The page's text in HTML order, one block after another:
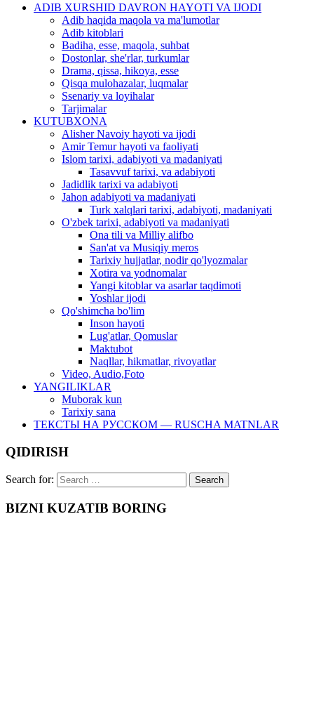
ADIB XURSHID DAVRON HAYOTI VA IJODI
Adib haqida maqola va ma'lumotlar
Adib kitoblari
Badiha, esse, maqola, suhbat
Dostonlar, she'rlar, turkumlar
Drama, qissa, hikoya, esse
Qisqa mulohazalar, luqmalar
Ssenariy va loyihalar
Tarjimalar
KUTUBXONA
Alisher Navoiy hayoti va ijodi
Amir Temur hayoti va faoliyati
Islom tarixi, adabiyoti va madaniyati
Tasavvuf tarixi, va adabiyoti
Jadidlik tarixi va adabiyoti
Jahon adabiyoti va madaniyati
Turk xalqlari tarixi, adabiyoti, madaniyati
O'zbek tarixi, adabiyoti va madaniyati
Ona tili va Milliy alifbo
San'at va Musiqiy meros
Tarixiy hujjatlar, nodir qo'lyozmalar
Xotira va yodnomalar
Yangi kitoblar va asarlar taqdimoti
Yoshlar ijodi
Qo'shimcha bo'lim
Inson hayoti
Lug'atlar, Qomuslar
Maktubot
Naqllar, hikmatlar, rivoyatlar
Video, Audio,Foto
YANGILIKLAR
Muborak kun
Tarixiy sana
ТЕКСТЫ НА РУССКОМ — RUSCHA MATNLAR
QIDIRISH
Search for:
BIZNI KUZATIB BORING